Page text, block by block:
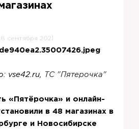
сентября 2021
vse42.ru, ТС "Пятерочка"
«Пятёрочка» и онлайн-
в 48 магазинах в
и Новосибирске